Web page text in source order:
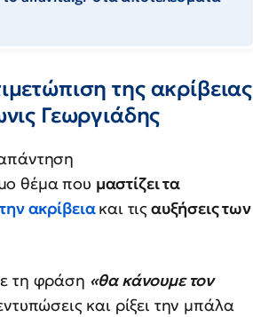
της ακρίβειας
Γεωργιάδης
θέμα που μαστίζει τα
την ακρίβεια και τιςαυξήσεις των
τη φράση «θα κάνουμε τον
και ρίξει την μπάλα